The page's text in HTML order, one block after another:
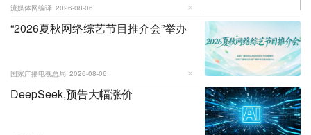
流媒体网编译 2026-08-06
“2026夏秋网络综艺节目推介会”举办
国家广播电视总局 2026-08-06
DeepSeek,预告大幅涨价